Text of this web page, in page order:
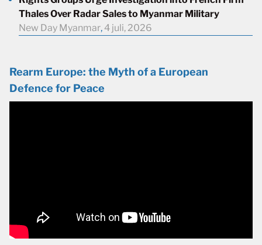
Thales Over Radar Sales to Myanmar Military
New Day Myanmar, 4 juli, 2026
Rearm Europe: the Myth of a European
Defence for Peace